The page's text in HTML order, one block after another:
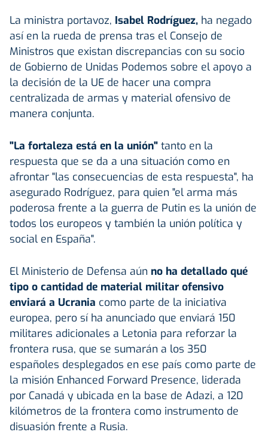
La ministra portavoz, Isabel Rodríguez, ha negado
así en la rueda de prensa tras el Consejo de
Ministros que existan discrepancias con su socio
de Gobierno de Unidas Podemos sobre el apoyo a
la decisión de la UE de hacer una compra
centralizada de armas y material ofensivo de
manera conjunta.
"La fortaleza está en la unión" tanto en la
respuesta que se da a una situación como en
afrontar "las consecuencias de esta respuesta", ha
asegurado Rodríguez, para quien "el arma más
poderosa frente a la guerra de Putin es la unión de
todos los europeos y también la unión política y
social en España".
El Ministerio de Defensa aún no ha detallado qué
tipo o cantidad de material militar ofensivo
enviará a Ucrania como parte de la iniciativa
europea, pero sí ha anunciado que enviará 150
militares adicionales a Letonia para reforzar la
frontera rusa, que se sumarán a los 350
españoles desplegados en ese país como parte de
la misión Enhanced Forward Presence, liderada
por Canadá y ubicada en la base de Adazi, a 120
kilómetros de la frontera como instrumento de
disuasión frente a Rusia.